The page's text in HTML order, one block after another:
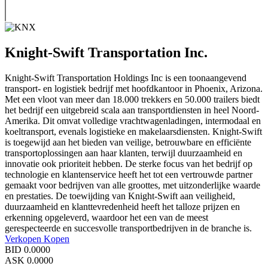
Knight-Swift Transportation Inc.
Knight-Swift Transportation Holdings Inc is een toonaangevend
transport- en logistiek bedrijf met hoofdkantoor in Phoenix, Arizona.
Met een vloot van meer dan 18.000 trekkers en 50.000 trailers biedt
het bedrijf een uitgebreid scala aan transportdiensten in heel Noord-
Amerika. Dit omvat volledige vrachtwagenladingen, intermodaal en
koeltransport, evenals logistieke en makelaarsdiensten. Knight-Swift
is toegewijd aan het bieden van veilige, betrouwbare en efficiënte
transportoplossingen aan haar klanten, terwijl duurzaamheid en
innovatie ook prioriteit hebben. De sterke focus van het bedrijf op
technologie en klantenservice heeft het tot een vertrouwde partner
gemaakt voor bedrijven van alle groottes, met uitzonderlijke waarde
en prestaties. De toewijding van Knight-Swift aan veiligheid,
duurzaamheid en klanttevredenheid heeft het talloze prijzen en
erkenning opgeleverd, waardoor het een van de meest
gerespecteerde en succesvolle transportbedrijven in de branche is.
Verkopen Kopen
BID 0.0000
ASK 0.0000